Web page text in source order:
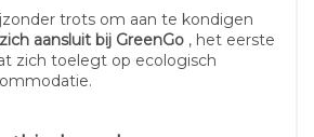
trots om aan te kondigen
aansluit bij GreenGo , het eerste
zich toelegt op ecologisch